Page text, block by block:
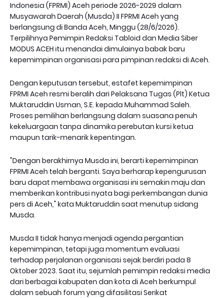
Indonesia (FPRMI) Aceh periode 2026-2029 dalam
Musyawarah Daerah (Musda) II FPRMI Aceh yang
berlangsung di Banda Aceh, Minggu (28/6/2026).
Terpilihnya Pemimpin Redaksi Tabloid dan Media Siber
MODUS ACEH itu menandai dimulainya babak baru
kepemimpinan organisasi para pimpinan redaksi di Aceh.
Dengan keputusan tersebut, estafet kepemimpinan
FPRMI Aceh resmi beralih dari Pelaksana Tugas (Plt) Ketua
Muktaruddin Usman, S.E. kepada Muhammad Saleh.
Proses pemilihan berlangsung dalam suasana penuh
kekeluargaan tanpa dinamika perebutan kursi ketua
maupun tarik-menarik kepentingan.
"Dengan berakhirnya Musda ini, berarti kepemimpinan
FPRMI Aceh telah berganti. Saya berharap kepengurusan
baru dapat membawa organisasi ini semakin maju dan
memberikan kontribusi nyata bagi perkembangan dunia
pers di Aceh," kata Muktaruddin saat menutup sidang
Musda.
Musda II tidak hanya menjadi agenda pergantian
kepemimpinan, tetapi juga momentum evaluasi
terhadap perjalanan organisasi sejak berdiri pada 8
Oktober 2023. Saat itu, sejumlah pemimpin redaksi media
dari berbagai kabupaten dan kota di Aceh berkumpul
dalam sebuah forum yang difasilitasi Serikat